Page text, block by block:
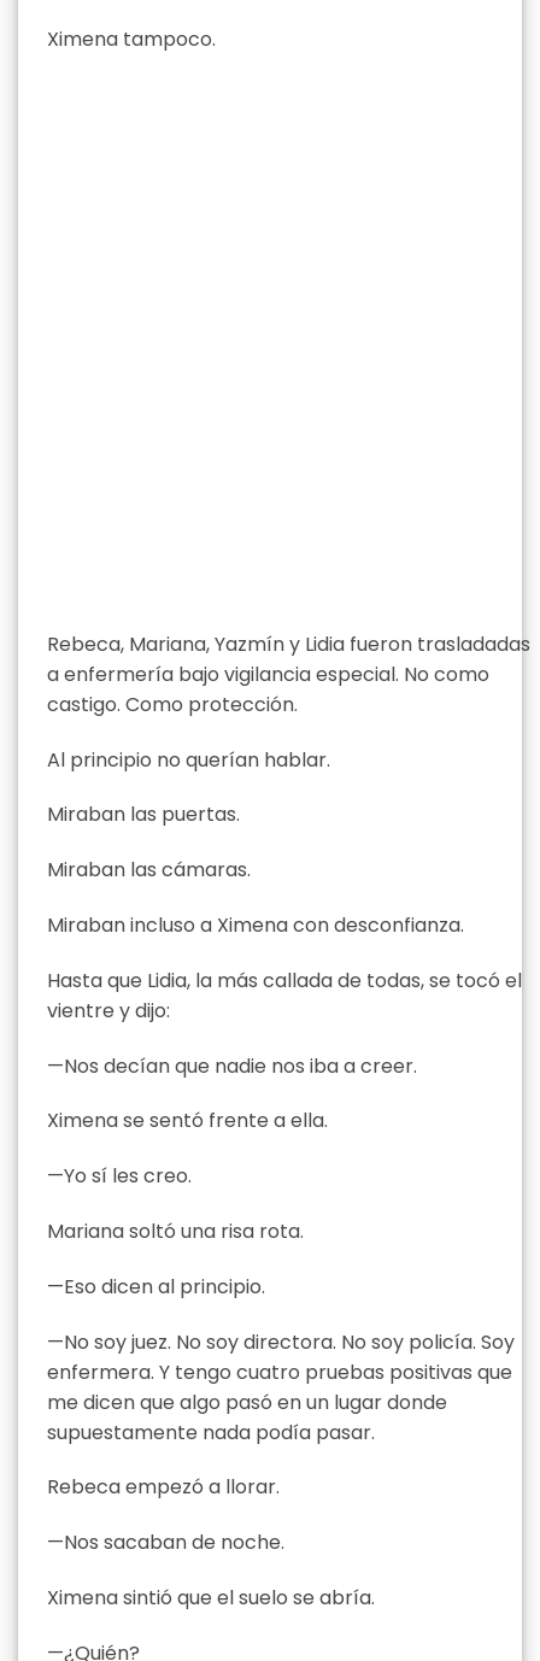
Ximena tampoco.
Rebeca, Mariana, Yazmín y Lidia fueron trasladadas
a enfermería bajo vigilancia especial. No como
castigo. Como protección.
Al principio no querían hablar.
Miraban las puertas.
Miraban las cámaras.
Miraban incluso a Ximena con desconfianza.
Hasta que Lidia, la más callada de todas, se tocó el
vientre y dijo:
—Nos decían que nadie nos iba a creer.
Ximena se sentó frente a ella.
—Yo sí les creo.
Mariana soltó una risa rota.
—Eso dicen al principio.
—No soy juez. No soy directora. No soy policía. Soy
enfermera. Y tengo cuatro pruebas positivas que
me dicen que algo pasó en un lugar donde
supuestamente nada podía pasar.
Rebeca empezó a llorar.
—Nos sacaban de noche.
Ximena sintió que el suelo se abría.
—¿Quién?